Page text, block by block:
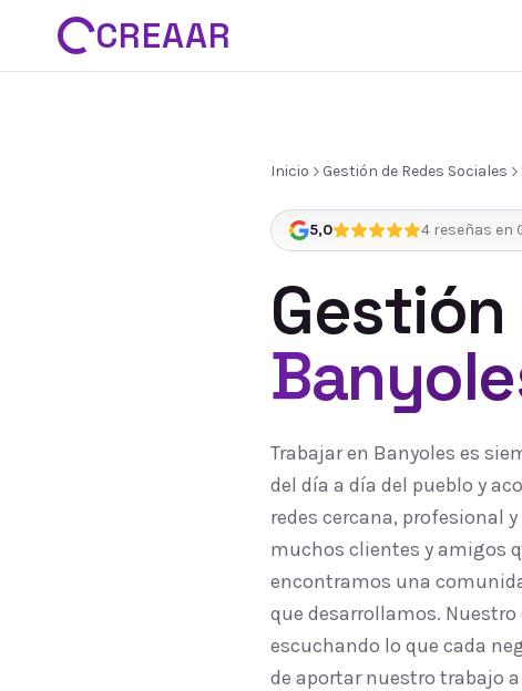
CREAAR
Inicio Gestión de Redes Sociales
5,0 4 reseñas en
Gestión
Trabajar en Banyoles es
del día a día del pueblo y
redes cercana, profesional
muchos clientes y amigos
encontramos una
que desarrollamos.
escuchando lo que cada
de aportar nuestro trabajo